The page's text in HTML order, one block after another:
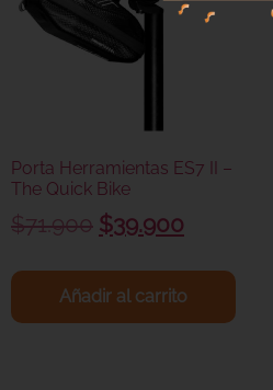
Porta Herramientas ES7 II –
The Quick Bike
$71.900 $39.900
Añadir al carrito